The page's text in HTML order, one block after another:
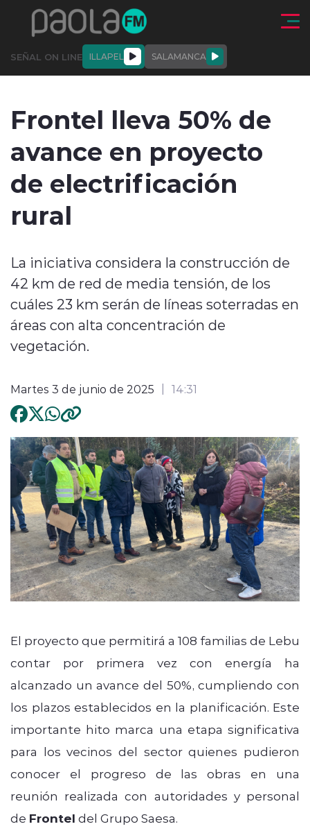
Click acá para ir directamente al contenido
SEÑAL ON LINE ILLAPEL SALAMANCA
Frontel lleva 50% de
avance en proyecto
de electrificación
rural
La iniciativa considera la construcción de
42 km de red de media tensión, de los
cuáles 23 km serán de líneas soterradas en
áreas con alta concentración de
vegetación.
Martes 3 de junio de 2025 14:31
El proyecto que permitirá a 108 familias de Lebu
contar por primera vez con energía ha
alcanzado un avance del 50%, cumpliendo con
los plazos establecidos en la planificación. Este
importante hito marca una etapa significativa
para los vecinos del sector quienes pudieron
conocer el progreso de las obras en una
reunión realizada con autoridades y personal
de Frontel del Grupo Saesa.